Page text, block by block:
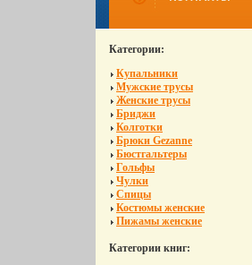
Категории:
Купальники
Мужские трусы
Женские трусы
Бриджи
Колготки
Брюки Gezanne
Бюстгальтеры
Гольфы
Чулки
Спицы
Костюмы женские
Пижамы женские
Категории книг: